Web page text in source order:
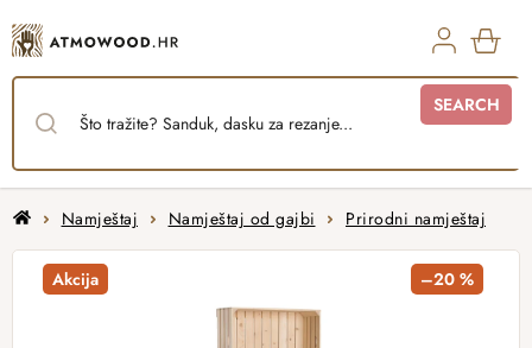
to
content
SEARCH
HomeNamještaj Namještaj od gajbi Prirodni namještaj
Akcija –20 %